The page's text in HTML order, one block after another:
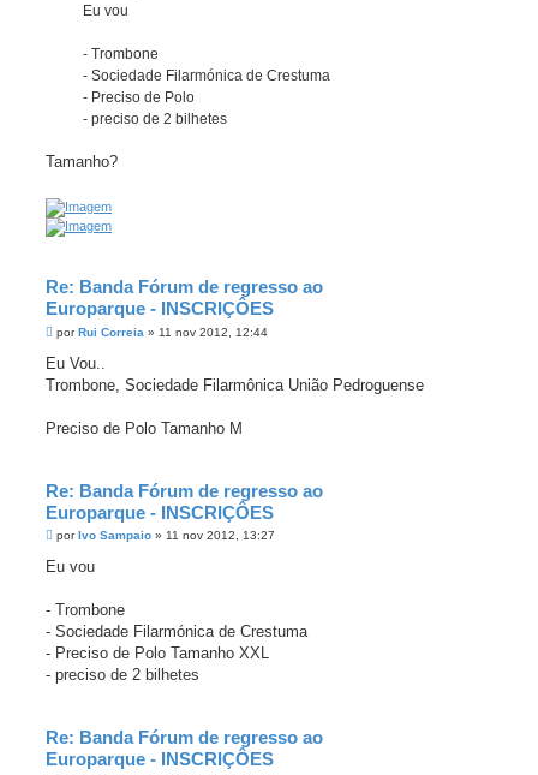
Eu vou
- Trombone
- Sociedade Filarmónica de Crestuma
- Preciso de Polo
- preciso de 2 bilhetes
Tamanho?
Re: Banda Fórum de regresso ao
Europarque - INSCRIÇÔES
M
n
a
m
porRui Correia » 11 nov 2012, 12:44
Eu Vou..
Trombone, Sociedade Filarmônica União Pedroguense
Preciso de Polo Tamanho M
Re: Banda Fórum de regresso ao
Europarque - INSCRIÇÔES
M
n
g
m
porIvo Sampaio » 11 nov 2012, 13:27
Eu vou
- Trombone
- Sociedade Filarmónica de Crestuma
- Preciso de Polo Tamanho XXL
- preciso de 2 bilhetes
Re: Banda Fórum de regresso ao
Europarque - INSCRIÇÔES